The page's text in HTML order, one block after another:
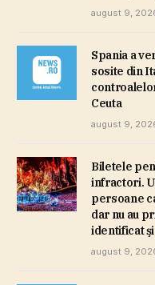
august 9,
Spania a
sosite din
Ceuta
august 9,
Biletele
infractori.
persoane
dar nu au
identificat
august 9,